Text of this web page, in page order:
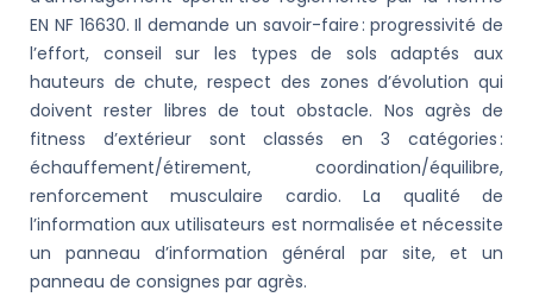
EN NF 16630. Il demande un savoir-faire : progressivité de
l’effort, conseil sur les types de sols adaptés aux
hauteurs de chute, respect des zones d’évolution qui
doivent rester libres de tout obstacle. Nos agrès de
fitness d’extérieur sont classés en 3 catégories :
échauffement/étirement, coordination/équilibre,
renforcement musculaire cardio. La qualité de
l’information aux utilisateurs est normalisée et nécessite
un panneau d’information général par site, et un
panneau de consignes par agrès.